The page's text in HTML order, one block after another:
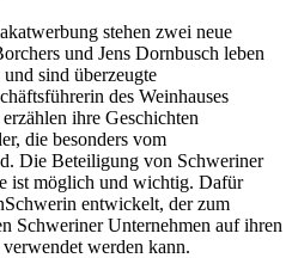
stehen zwei neue
und Jens Dornbusch leben
sind überzeugte
des Weinhauses
ihre Geschichten
die besonders vom
Die Beteiligung von Schweriner
ist möglich und wichtig. Dafür
entwickelt, der zum
Schweriner Unternehmen auf ihren
werden kann.